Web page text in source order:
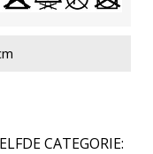
CATEGORIE: